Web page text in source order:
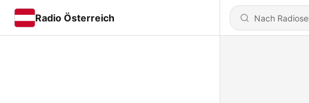
Radio Österreich